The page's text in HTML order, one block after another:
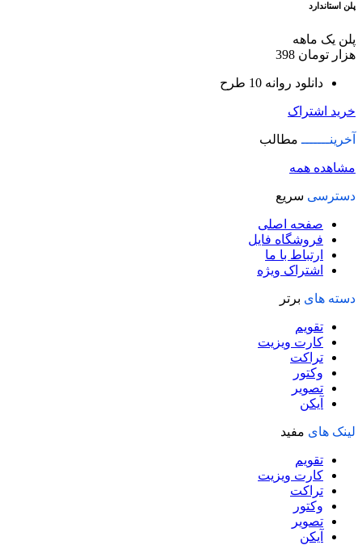
پلن استاندارد
پلن یک ماهه
هزار تومان 398
دانلود روانه 10 طرح
خرید اشتراک
آخرینـــــــ مطالب
مشاهده همه
دسترسی سریع
صفحه اصلی
فروشگاه فایل
ارتباط با ما
اشتراک ویژه
دسته های برتر
تقویم
کارت ویزیت
تراکت
وکتور
تصویر
آیکن
لینک های مفید
تقویم
کارت ویزیت
تراکت
وکتور
تصویر
آیکن